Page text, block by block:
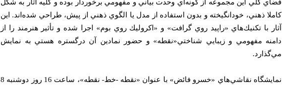
فضاي كلي اين مجموعه از گونه‌اي وحدت بياني و مفهومي برخوردار بوده و كليه آثار به شكل
كاملا ذهني، خودانگيخته و بدون استفاده از مدل يا الگوي ذهني از پيش، طراحي شده‌اند. اين
آثار با تكنيك‌هاي «راپيد روي گرافت» و «اكروليك روي بوم» اجرا شده و تأثير هنرمند را از
دامنه مفهومي و زيبايي شناختي«نقطه» و حضور نمادين آن درگستره هستي به نمايش
مي‌گذارد.
نمايشگاه نقاشي‌هاي «خسرو فائض» با عنوان «نقطه -خط- نقطه»، ساعت 16 روز دوشنبه 8